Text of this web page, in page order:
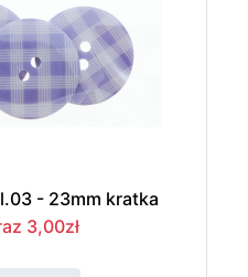
- 23mm kratka
3,00zł